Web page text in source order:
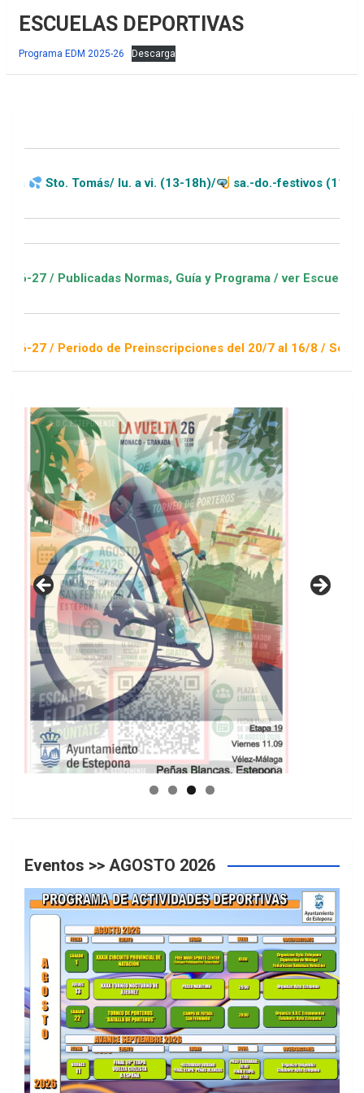
ESCUELAS DEPORTIVAS
Programa EDM 2025-26 Descarga
Sto. Tomás/ lu. a vi. (13-18h)/ sa.-do.-festivos (11-20h)
/ Publicadas Normas, Guía y Programa / ver Escuelas
/ Periodo de Preinscripciones del 20/7 al 16/8 / Sorteo 1 de
GUIA DE INSTALACIONES DEPORTIVAS
Eventos >> AGOSTO 2026